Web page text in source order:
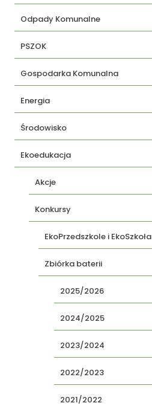
Odpady Komunalne
PSZOK
Gospodarka Komunalna
Energia
Środowisko
Ekoedukacja
Akcje
Konkursy
EkoPrzedszkole i EkoSzkoła
Zbiórka baterii
2025/2026
2024/2025
2023/2024
2022/2023
2021/2022